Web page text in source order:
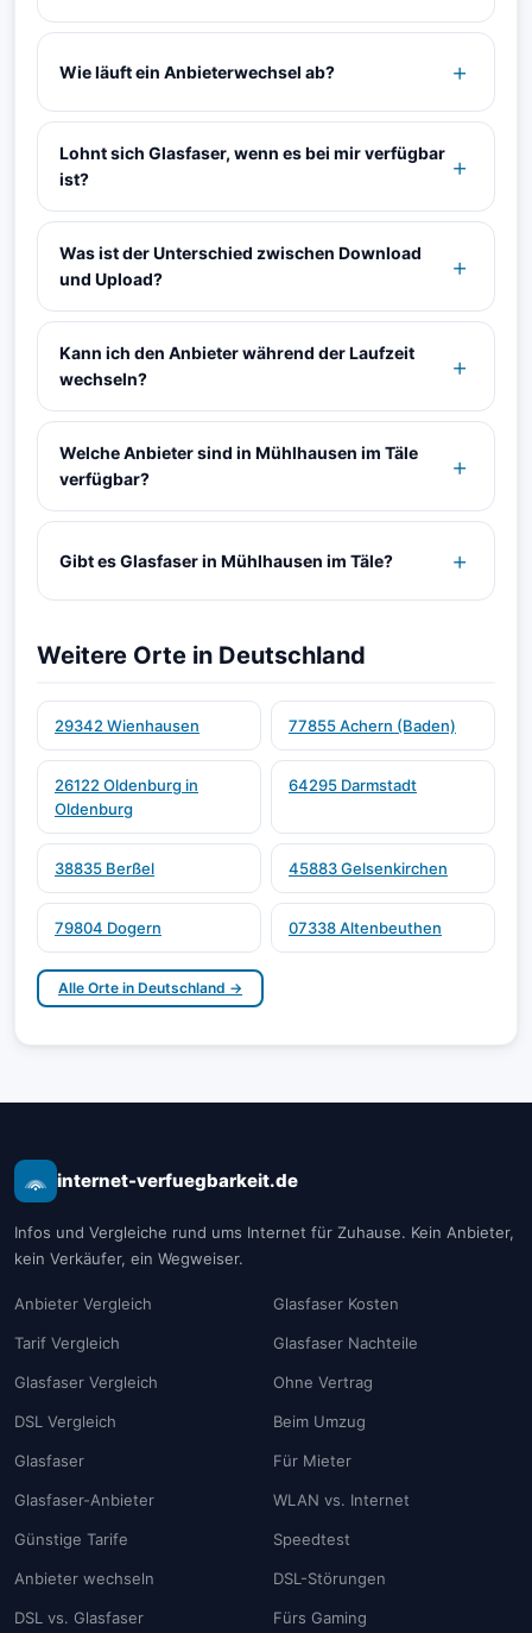
Wie läuft ein Anbieterwechsel ab?
Lohnt sich Glasfaser, wenn es bei mir verfügbar
ist?
Was ist der Unterschied zwischen Download
und Upload?
Kann ich den Anbieter während der Laufzeit
wechseln?
Welche Anbieter sind in Mühlhausen im Täle
verfügbar?
Gibt es Glasfaser in Mühlhausen im Täle?
Weitere Orte in Deutschland
29342 Wienhausen 77855 Achern (Baden)
26122 Oldenburg in
Oldenburg
64295 Darmstadt
38835 Berßel 45883 Gelsenkirchen
79804 Dogern 07338 Altenbeuthen
Alle Orte in Deutschland →
internet-verfuegbarkeit.de
Infos und Vergleiche rund ums Internet für Zuhause. Kein Anbieter,
kein Verkäufer, ein Wegweiser.
Anbieter Vergleich
Tarif Vergleich
Glasfaser Vergleich
DSL Vergleich
Glasfaser
Glasfaser-Anbieter
Günstige Tarife
Anbieter wechseln
DSL vs. Glasfaser
Glasfaser Kosten
Glasfaser Nachteile
Ohne Vertrag
Beim Umzug
Für Mieter
WLAN vs. Internet
Speedtest
DSL-Störungen
Fürs Gaming